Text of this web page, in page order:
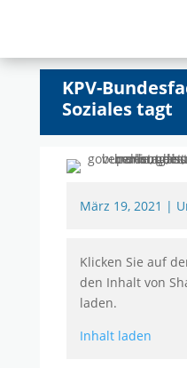
KPV-
Soziales tagt
März 19, 2021 |
Klicken Sie auf
den Inhalt von
laden.
Inhalt laden